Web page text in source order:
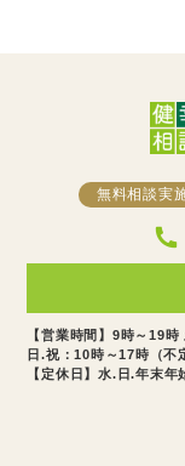
無料相談実
【営業時間】9時～19
日.祝：10時～17時（不
【定休日】水.日.年末年